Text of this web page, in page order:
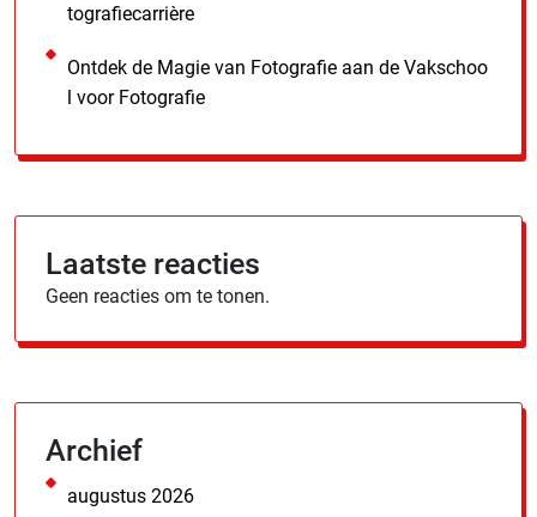
tografiecarrière
Ontdek de Magie van Fotografie aan de Vakschoo
l voor Fotografie
Laatste reacties
Geen reacties om te tonen.
Archief
augustus 2026